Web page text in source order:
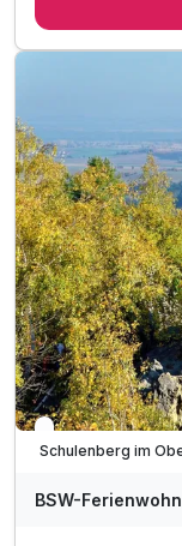
2 x reichhaltiges
inkl. Nutzung
inkl. Nutzung der
Engpass im
Schulenberg im
BSW-